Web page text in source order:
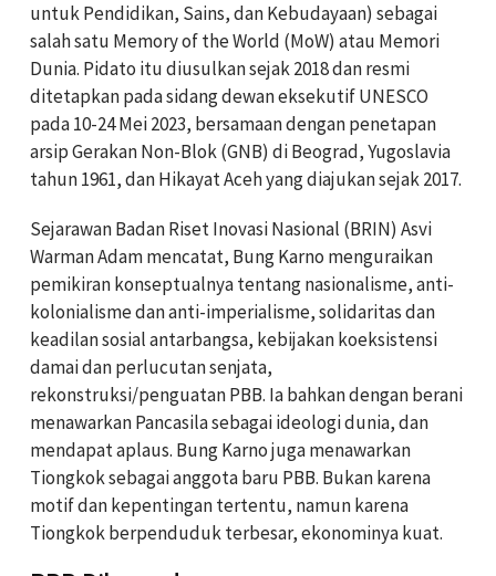
untuk Pendidikan, Sains, dan Kebudayaan) sebagai
salah satu Memory of the World (MoW) atau Memori
Dunia. Pidato itu diusulkan sejak 2018 dan resmi
ditetapkan pada sidang dewan eksekutif UNESCO
pada 10-24 Mei 2023, bersamaan dengan penetapan
arsip Gerakan Non-Blok (GNB) di Beograd, Yugoslavia
tahun 1961, dan Hikayat Aceh yang diajukan sejak 2017.
Sejarawan Badan Riset Inovasi Nasional (BRIN) Asvi
Warman Adam mencatat, Bung Karno menguraikan
pemikiran konseptualnya tentang nasionalisme, anti-
kolonialisme dan anti-imperialisme, solidaritas dan
keadilan sosial antarbangsa, kebijakan koeksistensi
damai dan perlucutan senjata,
rekonstruksi/penguatan PBB. Ia bahkan dengan berani
menawarkan Pancasila sebagai ideologi dunia, dan
mendapat aplaus. Bung Karno juga menawarkan
Tiongkok sebagai anggota baru PBB. Bukan karena
motif dan kepentingan tertentu, namun karena
Tiongkok berpenduduk terbesar, ekonominya kuat.